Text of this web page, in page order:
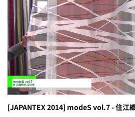
[JAPANTEX 2014] modeS vol.7 - 住江